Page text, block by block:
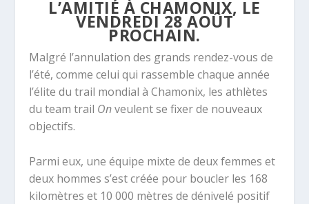
L’AMITIÉ À CHAMONIX, LE
VENDREDI 28 AOÛT
PROCHAIN.
Malgré l’annulation des grands rendez-vous de
l’été, comme celui qui rassemble chaque année
l’élite du trail mondial à Chamonix, les athlètes
du team trail Onveulent se fixer de nouveaux
objectifs.
Parmi eux, une équipe mixte de deux femmes et
deux hommes s’est créée pour boucler les 168
kilomètres et 10 000 mètres de dénivelé positif